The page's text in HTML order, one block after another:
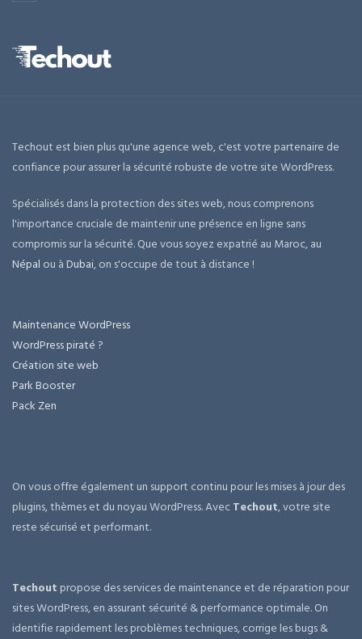
Techout est bien plus qu'une agence web, c'est votre partenaire de
confiance pour assurer la sécurité robuste de votre site WordPress.
Spécialisés dans la protection des sites web, nous comprenons
l'importance cruciale de maintenir une présence en ligne sans
compromis sur la sécurité. Que vous soyez expatrié au Maroc, au
Népal ou àDubai, on s'occupe de tout à distance !
Maintenance WordPress
WordPress piraté ?
Création site web
Park Booster
Pack Zen
On vous offre également un support continu pour les mises à jour des
plugins, thèmes et du noyau WordPress. AvecTechout, votre site
reste sécurisé et performant.
Techout propose des services de maintenance et de réparation pour
sites WordPress, en assurant sécurité & performance optimale. On
identifie rapidement les problèmes techniques, corrige les bugs &